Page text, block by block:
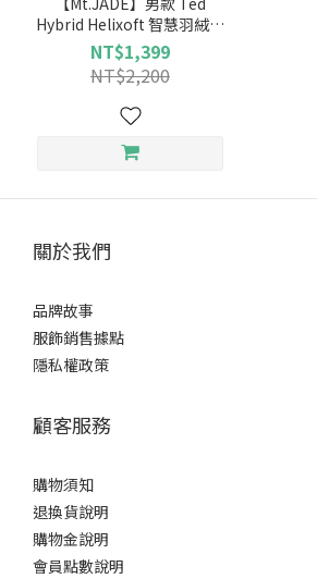
Hybrid Helixoft 智慧羽絨背
心 18C080001
NT$1,399
NT$2,200
關於我們
品牌故事
服飾銷售據點
隱私權政策
顧客服務
購物須知
退換貨說明
購物金說明
會員點數說明